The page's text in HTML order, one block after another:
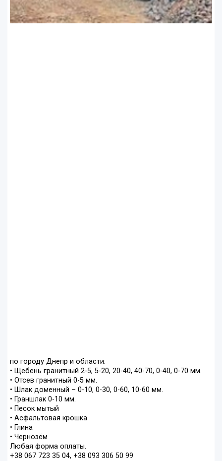
по городу Днепр и области:
• Щебень гранитный 2-5, 5-20, 20-40, 40-70, 0-40, 0-70 мм.
• Отсев гранитный 0-5 мм.
• Шлак доменный – 0-10, 0-30, 0-60, 10-60 мм.
• Граншлак 0-10 мм.
• Песок мытый
• Асфальтовая крошка
• Глина
• Чернозём
Любая форма оплаты.
+38 067 723 35 04, +38 093 306 50 99